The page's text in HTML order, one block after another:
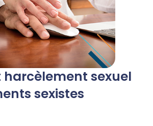
harcèlement sexuel
sexistes